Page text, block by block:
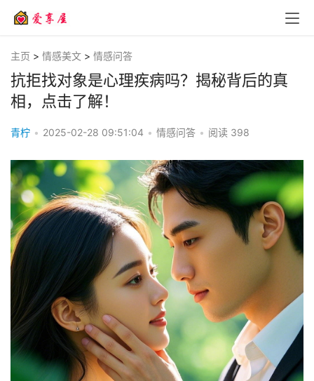
主页 > 情感美文 > 情感问答
抗拒找对象是心理疾病吗？揭秘背后的真
相，点击了解！
青柠 • 2025-02-28 09:51:04 • 情感问答 • 阅读 398